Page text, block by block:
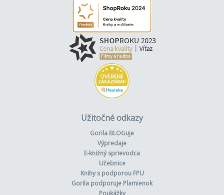
Užitočné odkazy
Gorila BLOGuje
Výpredaje
E-knižný sprievodca
Učebnice
Knihy s podporou FPU
Gorila podporuje Plamienok
Poukážky